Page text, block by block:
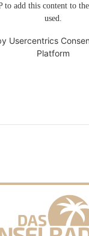
to add this content to
used.
Usercentrics
Platform